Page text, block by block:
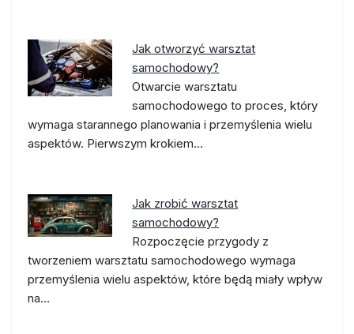
Jak otworzyć warsztat
samochodowy?
Otwarcie warsztatu
samochodowego to proces, który
wymaga starannego planowania i przemyślenia wielu
aspektów. Pierwszym krokiem…
Jak zrobić warsztat
samochodowy?
Rozpoczęcie przygody z
tworzeniem warsztatu samochodowego wymaga
przemyślenia wielu aspektów, które będą miały wpływ
na…